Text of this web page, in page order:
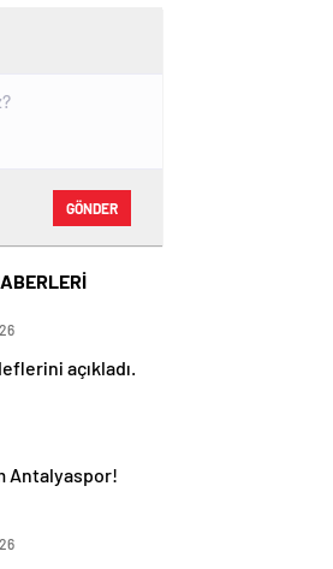
GÖNDER
açıkladı.
Antalyaspor!